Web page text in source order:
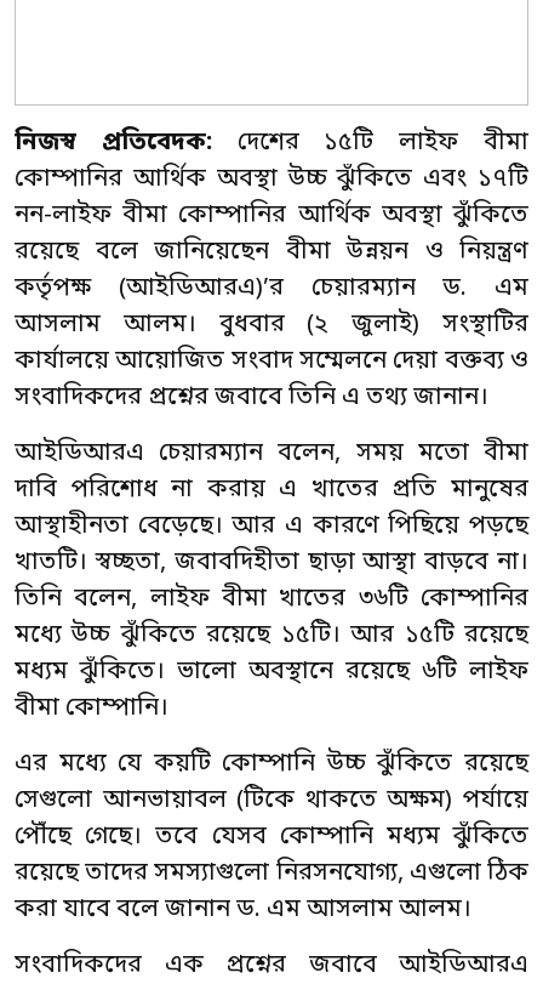
নিজস্ব প্রতিবেদক:দেশের ১৫টি লাইফ বীমা
কোম্পানির আর্থিক অবস্থা উচ্চ ঝুঁকিতে এবং ১৭টি
নন-লাইফ বীমা কোম্পানির আর্থিক অবস্থা ঝুঁকিতে
রয়েছে বলে জানিয়েছেন বীমা উন্নয়ন ও নিয়ন্ত্রণ
কর্তৃপক্ষ (আইডিআরএ)’র চেয়ারম্যান ড. এম
আসলাম আলম। বুধবার (২ জুলাই) সংস্থাটির
কার্যালয়ে আয়োজিত সংবাদ সম্মেলনে দেয়া বক্তব্য ও
সংবাদিকদের প্রশ্নের জবাবে তিনি এ তথ্য জানান।
আইডিআরএ চেয়ারম্যান বলেন, সময় মতো বীমা
দাবি পরিশোধ না করায় এ খাতের প্রতি মানুষের
আস্থাহীনতা বেড়েছে। আর এ কারণে পিছিয়ে পড়ছে
খাতটি। স্বচ্ছতা, জবাবদিহীতা ছাড়া আস্থা বাড়বে না।
তিনি বলেন, লাইফ বীমা খাতের ৩৬টি কোম্পানির
মধ্যে উচ্চ ঝুঁকিতে রয়েছে ১৫টি। আর ১৫টি রয়েছে
মধ্যম ঝুঁকিতে। ভালো অবস্থানে রয়েছে ৬টি লাইফ
বীমা কোম্পানি।
এর মধ্যে যে কয়টি কোম্পানি উচ্চ ঝুঁকিতে রয়েছে
সেগুলো আনভায়াবল (টিকে থাকতে অক্ষম) পর্যায়ে
পৌঁছে গেছে। তবে যেসব কোম্পানি মধ্যম ঝুঁকিতে
রয়েছে তাদের সমস্যাগুলো নিরসনযোগ্য, এগুলো ঠিক
করা যাবে বলে জানান ড. এম আসলাম আলম।
সংবাদিকদের এক প্রশ্নের জবাবে আইডিআরএ